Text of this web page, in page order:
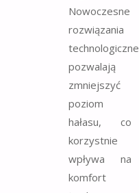
Nowoczesne
rozwiązania
technologiczne
pozwalają
zmniejszyć
poziom
hałasu, co
korzystnie
wpływa na
komfort